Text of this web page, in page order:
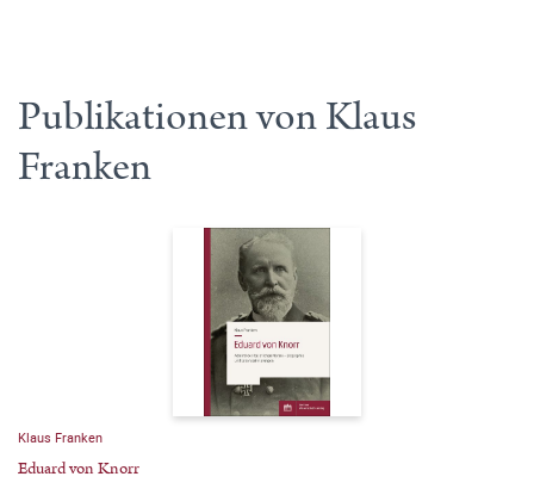
Publikationen von Klaus
Franken
Klaus Franken
Eduard von Knorr